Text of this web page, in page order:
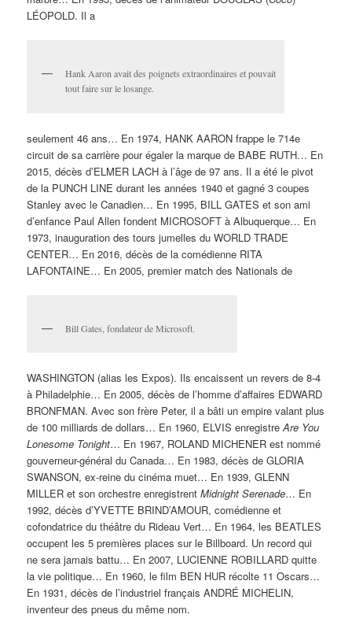
LÉOPOLD. Il a
Hank Aaron avait des poignets extraordinaires et pouvait
tout faire sur le losange.
seulement 46 ans… En 1974, HANK AARON frappe le 714e
circuit de sa carrière pour égaler la marque de BABE RUTH… En
2015, décès d’ELMER LACH à l’âge de 97 ans. Il a été le pivot
de la PUNCH LINE durant les années 1940 et gagné 3 coupes
Stanley avec le Canadien… En 1995, BILL GATES et son ami
d’enfance Paul Allen fondent MICROSOFT à Albuquerque… En
1973, inauguration des tours jumelles du WORLD TRADE
CENTER… En 2016, décès de la comédienne RITA
LAFONTAINE… En 2005, premier match des Nationals de
Bill Gates, fondateur de Microsoft.
WASHINGTON (alias les Expos). Ils encaissent un revers de 8-4
à Philadelphie… En 2005, décès de l’homme d’affaires EDWARD
BRONFMAN. Avec son frère Peter, il a bâti un empire valant plus
de 100 milliards de dollars… En 1960, ELVIS enregistreAre You
Lonesome Tonight… En 1967, ROLAND MICHENER est nommé
gouverneur-général du Canada… En 1983, décès de GLORIA
SWANSON, ex-reine du cinéma muet… En 1939, GLENN
MILLER et son orchestre enregistrentMidnight Serenade… En
1992, décès d’YVETTE BRIND’AMOUR, comédienne et
cofondatrice du théâtre du Rideau Vert… En 1964, les BEATLES
occupent les 5 premières places sur le Billboard. Un record qui
ne sera jamais battu… En 2007, LUCIENNE ROBILLARD quitte
la vie politique… En 1960, le film BEN HUR récolte 11 Oscars…
En 1931, décès de l’industriel français ANDRÉ MICHELIN,
inventeur des pneus du même nom.